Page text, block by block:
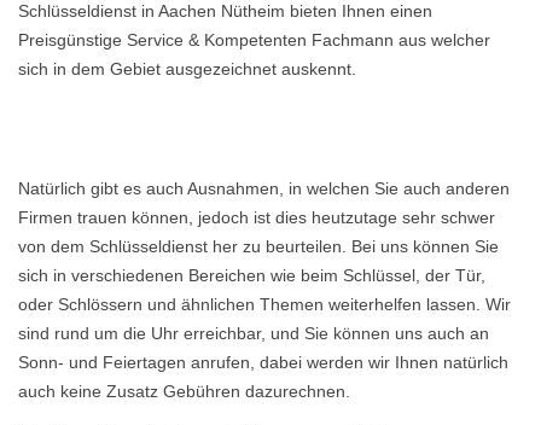
Schlüsseldienst in Aachen Nütheim bieten Ihnen einen
Preisgünstige Service & Kompetenten Fachmann aus welcher
sich in dem Gebiet ausgezeichnet auskennt.
Natürlich gibt es auch Ausnahmen, in welchen Sie auch anderen
Firmen trauen können, jedoch ist dies heutzutage sehr schwer
von dem Schlüsseldienst her zu beurteilen. Bei uns können Sie
sich in verschiedenen Bereichen wie beim Schlüssel, der Tür,
oder Schlössern und ähnlichen Themen weiterhelfen lassen. Wir
sind rund um die Uhr erreichbar, und Sie können uns auch an
Sonn- und Feiertagen anrufen, dabei werden wir Ihnen natürlich
auch keine Zusatz Gebühren dazurechnen.